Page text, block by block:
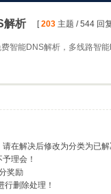
解析 [203 主题 / 544 回
智能DNS解析，多线路智
在解决后修改为分类为已
理会！
奖励
删除处理！